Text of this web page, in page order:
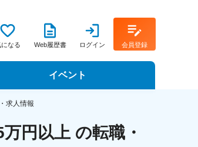
になる Web履歴書 ログイン 会員登録
イベント
イベント・転職セミナー
フェア
求人情報
円以上 の転職・